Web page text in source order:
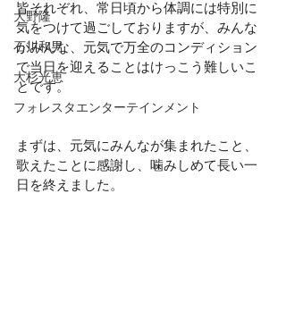
大野隆
石川和男
大杉光恵
フォレスタエンターテインメント
皆それぞれ、常日頃から体調には特別に
気をつけて過ごしておりますが、みんな
がみんな、元気で万全のコンディション
で当日を迎えることはけっこう難しいこ
とです。
まずは、元気にみんなが集まれたこと、
歌えたことに感謝し、噛みしめて長い一
日を終えました。